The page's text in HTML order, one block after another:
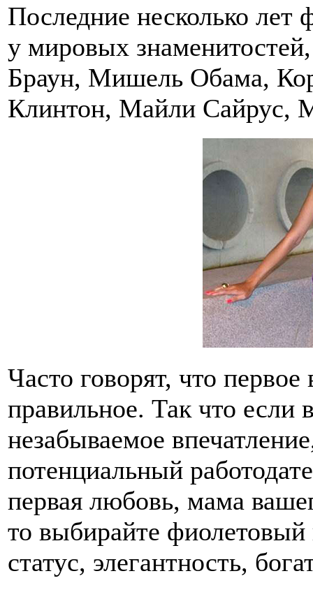
Последние несколько лет
у мировых
Браун, Мишель Обама,
Клинтон, Майли Сайрус,
Часто говорят, что
правильное. Так что если
незабываемое
потенциальный
первая любовь, мама
то выбирайте
статус, элегантность,